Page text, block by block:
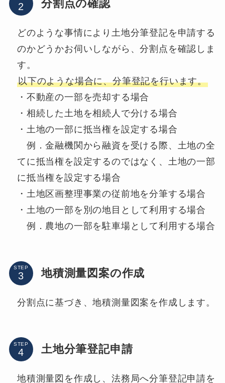
分割点の確認
どのような事情により土地分筆登記を申請する
のかどうかお伺いしながら、分割点を確認しま
す。
以下のような場合に、分筆登記を行います。
・不動産の一部を売却する場合
・相続した土地を相続人で分ける場合
・土地の一部に抵当権を設定する場合
例．金融機関から融資を受ける際、土地の全
てに抵当権を設定するのではなく、土地の一部
に抵当権を設定する場合
・土地区画整理事業の従前地を分筆する場合
・土地の一部を別の地目として利用する場合
例．農地の一部を駐車場として利用する場合
STEP 地積測量図案の作成
分割点に基づき、地積測量図案を作成します。
STEP 土地分筆登記申請
地積測量図を作成し、法務局へ分筆登記申請を